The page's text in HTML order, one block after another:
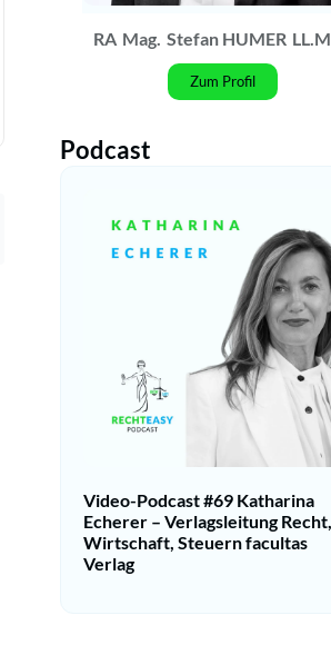
RA Mag. Stefan HUMER LL.M.
Zum Profil
Podcast
Video-Podcast #69 Katharina
Echerer – Verlagsleitung Recht,
Wirtschaft, Steuern facultas
Verlag